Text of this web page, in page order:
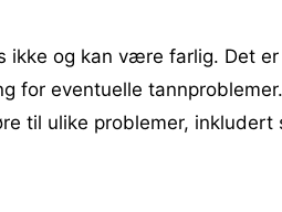
ikke og kan være farlig. Det
for eventuelle
til ulike problemer, inkludert